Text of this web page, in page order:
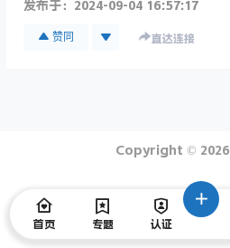
发布于： 2024-09-04 16:57:17
赞同 直达连接
Copyright © 2026
首页 专题 认证